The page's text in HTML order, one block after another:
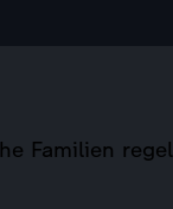
Familien